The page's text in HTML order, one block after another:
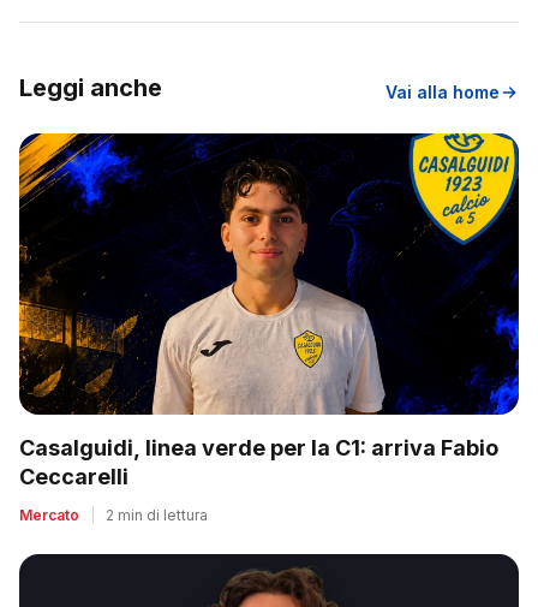
Leggi anche Vai alla home
Casalguidi, linea verde per la C1: arriva Fabio
Ceccarelli
Mercato 2 min di lettura